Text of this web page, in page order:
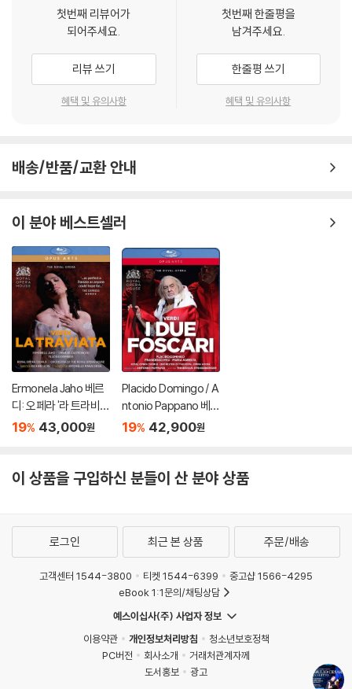
첫번째 리뷰어가
되어주세요.
리뷰 쓰기
혜택 및 유의사항
첫번째 한줄평을
남겨주세요.
한줄평 쓰기
혜택 및 유의사항
배송/반품/교환 안내
이 분야 베스트셀러
Ermonela Jaho 베르
디: 오페라 '라 트라비아
타' (Verdi: La Traviat
19% 43,000원
Placido Domingo / A
ntonio Pappano 베르
디: 포스카리 가문의 두
19% 42,900원
이 상품을 구입하신 분들이 산 분야 상품
로그인 최근 본 상품 주문/배송
고객센터 1544-3800 티켓 1544-6399
중고샵 1566-4295
eBook 1:1문의/채팅상담
예스이십사(주) 사업자 정보
이용약관
개인정보처리방침
청소년보호정책
PC버전
회사소개
거래처관계자께
도서홍보
광고